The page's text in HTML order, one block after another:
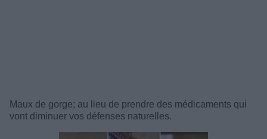
Maux de gorge; au lieu de prendre des médicaments qui
vont diminuer vos défenses naturelles.